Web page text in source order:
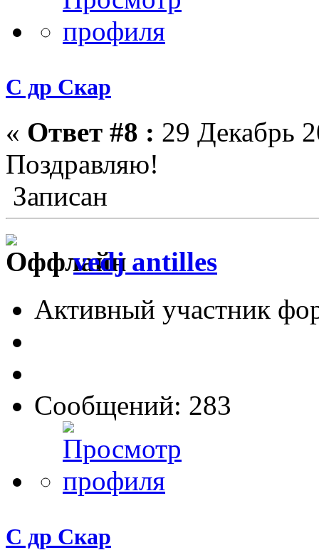
С др Скар
« Ответ #8 : 29 Декабрь
Поздравляю!
Записан
vedj antilles
Активный участник
Сообщений: 283
С др Скар